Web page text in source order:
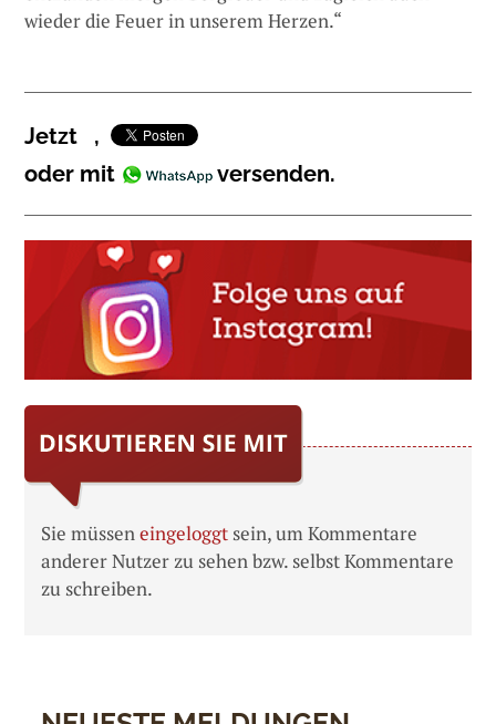
wieder die Feuer in unserem Herzen.“
Jetzt
,
oder mit
versenden.
Sie müsseneingeloggt sein, um Kommentare
anderer Nutzer zu sehen bzw. selbst Kommentare
zu schreiben.